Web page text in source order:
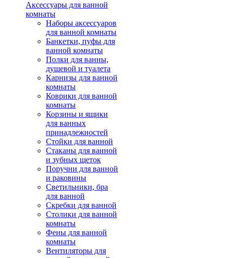
Аксессуары для ванной
комнаты
Наборы аксессуаров
для ванной комнаты
Банкетки, пуфы для
ванной комнаты
Полки для ванны,
душевой и туалета
Карнизы для ванной
комнаты
Коврики для ванной
комнаты
Корзины и ящики
для ванных
принадлежностей
Стойки для ванной
Стаканы для ванной
и зубных щеток
Поручни для ванной
и раковины
Светильники, бра
для ванной
Скребки для ванной
Столики для ванной
комнаты
Фены для ванной
комнаты
Вентиляторы для